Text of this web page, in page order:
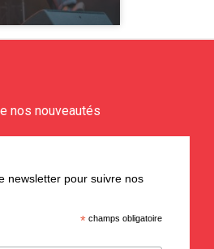
nos nouveautés
newsletter pour suivre nos
* champs obligatoire